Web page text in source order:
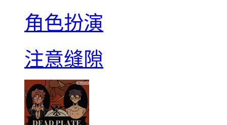
角色扮演
注意缝隙